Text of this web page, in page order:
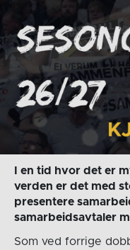
I en tid hvor det er
verden er det med
presentere
samarbeidsavtaler
Som ved forrige